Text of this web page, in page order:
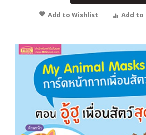
Add to Wishlist
Add to